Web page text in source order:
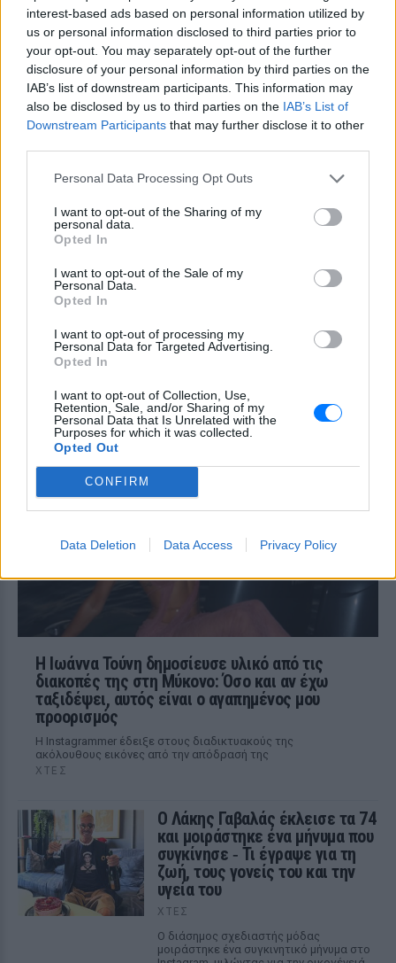
interest-based ads based on personal information utilized by
us or personal information disclosed to third parties prior to
your opt-out. You may separately opt-out of the further
disclosure of your personal information by third parties on the
IAB’s list of downstream participants. This information may
also be disclosed by us to third parties on the IAB’s List of
Downstream Participants that may further disclose it to other
Personal Data Processing Opt Outs
I want to opt-out of the Sharing of my
personal data.
Opted In
I want to opt-out of the Sale of my
Personal Data.
Opted In
I want to opt-out of processing my
Personal Data for Targeted Advertising.
Opted In
I want to opt-out of Collection, Use,
Retention, Sale, and/or Sharing of my
Personal Data that Is Unrelated with the
Purposes for which it was collected.
Opted Out
CONFIRM
Data Deletion Data Access Privacy Policy
Πού εξαφανίστηκε η Dido; Η
τραγουδίστρια που πούλησε 40
εκ. δίσκους άφησε τη δόξα και
άλλαξε ζωή
ΠΡΙΝ ΛΊΓΟ
έγινε μία από τις μεγαλύτερες ποπ σταρ
Η πιο δύσκολη στιγμή στη ζωή
στον Λευκό Οίκο
τους
συγκλονιστική εξομολόγηση
της Αγγελικής Ηλιάδη για τη
στιγμή που είδε τον Ιησού
Η τραγουδίστρια περιέγραψε μέσα από
έζησε όταν ο γιος της νοσηλευόταν στο
νοσοκομείο της Αρτας.
Η Ιωάννα Τούνη δημοσίευσε υλικό από τις
διακοπές της στη Μύκονο: Όσο και αν έχω
ταξιδέψει, αυτός είναι ο αγαπημένος μου
προορισμός
Η Instagrammer έδειξε στους διαδικτυακούς της
ακόλουθους εικόνες από την απόδρασή της
ΧΤΕΣ
Ο Λάκης Γαβαλάς έκλεισε τα 74
και μοιράστηκε ένα μήνυμα που
συγκίνησε ‑ Τι έγραψε για τη
ζωή, τους γονείς του και την
υγεία του
ΧΤΕΣ
Ο διάσημος σχεδιαστής μόδας
μοιράστηκε ένα συγκινητικό μήνυμα στο